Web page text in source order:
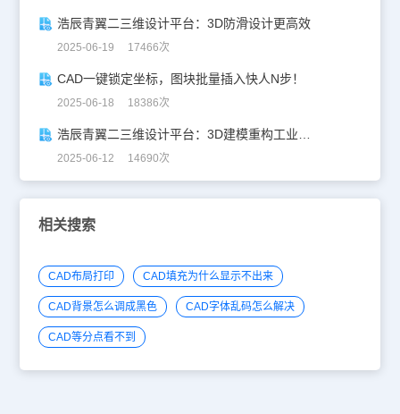
浩辰青翼二三维设计平台：3D防滑设计更高效
2025-06-19 17466次
CAD一键锁定坐标，图块批量插入快人N步！
2025-06-18 18386次
2025-06-12 14690次
相关搜索
CAD布局打印 CAD填充为什么显示不出来
CAD背景怎么调成黑色 CAD字体乱码怎么解决
CAD等分点看不到